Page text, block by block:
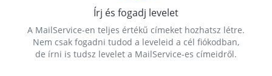
Írj és fogadj levelet
A MailService-en teljes értékű címeket hozhatsz létre.
Nem csak fogadni tudod a leveleid a cél fiókodban,
de írni is tudsz levelet a MailService-es címeidről.